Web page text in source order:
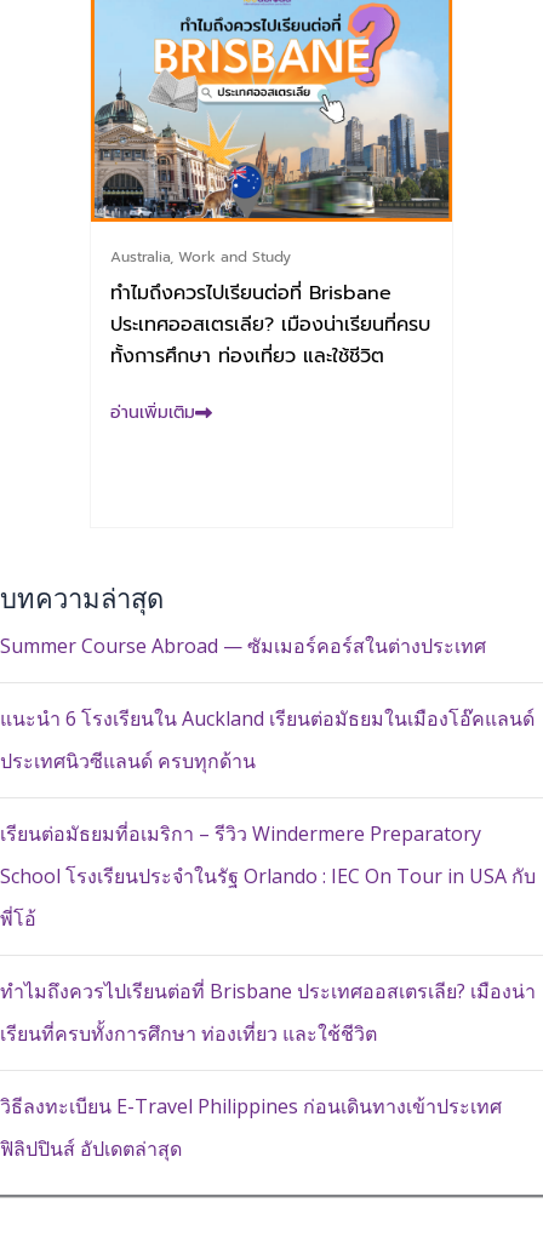
Australia Work and Study
ทำไมถึงควรไปเรียนต่อที่ Brisbane
ประเทศออสเตรเลีย? เมืองน่าเรียนที่ครบ
ทั้งการศึกษา ท่องเที่ยว และใช้ชีวิต
อ่านเพิ่มเติม
บทความล่าสุด
Summer Course Abroad — ซัมเมอร์คอร์สในต่างประเทศ
แนะนำ 6 โรงเรียนใน Auckland เรียนต่อมัธยมในเมืองโอ๊คแลนด์
ประเทศนิวซีแลนด์ ครบทุกด้าน
เรียนต่อมัธยมที่อเมริกา – รีวิว Windermere Preparatory
School โรงเรียนประจำในรัฐ Orlando : IEC On Tour in USA กับ
พี่โอ้
ทำไมถึงควรไปเรียนต่อที่ Brisbane ประเทศออสเตรเลีย? เมืองน่า
เรียนที่ครบทั้งการศึกษา ท่องเที่ยว และใช้ชีวิต
วิธีลงทะเบียน E-Travel Philippines ก่อนเดินทางเข้าประเทศ
ฟิลิปปินส์ อัปเดตล่าสุด